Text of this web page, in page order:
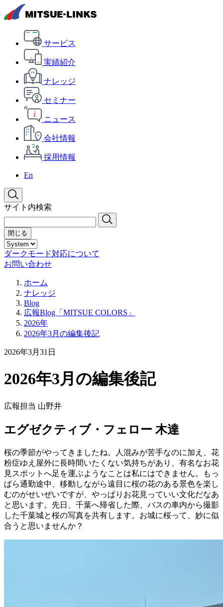
サービス
実績紹介
ナレッジ
セミナー
ニュース
会社情報
採用情報
En
サイト内検索
閉じる
ダークモード対応について
お問い合わせ
ホーム
ナレッジ
Blog
広報Blog「MITSUE COLORS」
2026年
2026年3月の編集後記
2026年3月31日
2026年3月の編集後記
広報担当 山野井
エグゼクティブ・フェロー 木達
桜の季節がやってきましたね。人混みが苦手なのに加え、花
粉症ゆえ屋外に長時間いたくない気持ちがあり、有名なお花
見スポットへ足を運ぶようなことは私にはできません。もっ
ぱら通勤途中、移動しながら遠目に桜の花のある景色を楽し
むのがせいぜいですが、やっぱりお花見っていい文化だなあ
と思います。先日、千葉へ帰省した際、バスの車内から撮影
した千葉城と桜の写真を共有します。お城に桜って、妙に似
合うと思いませんか？